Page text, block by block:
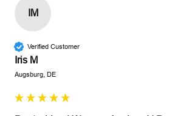
IM
Verified Customer
Iris M
Augsburg, DE